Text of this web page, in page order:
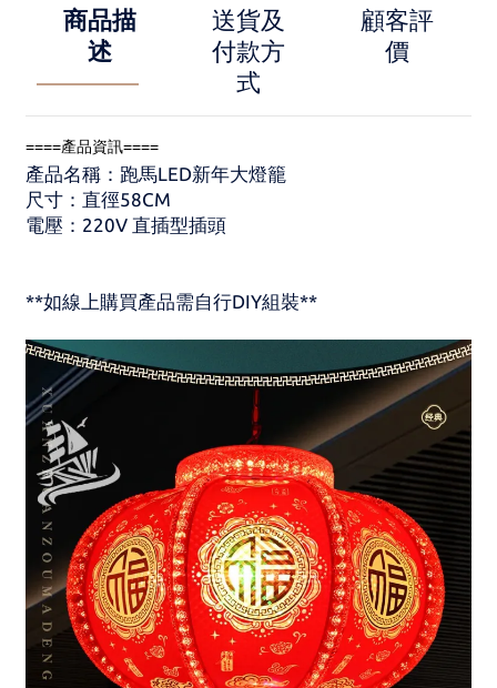
商品描
述
送貨及
付款方
式
顧客評
價
====產品資訊====
產品名稱：跑馬LED新年大燈籠
尺寸：直徑58CM
電壓：220V 直插型插頭
**如線上購買產品需自行DIY組裝**